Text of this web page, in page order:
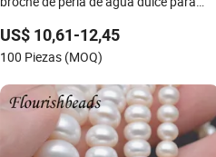
US$ 10,61-12,45
100 Piezas (MOQ)